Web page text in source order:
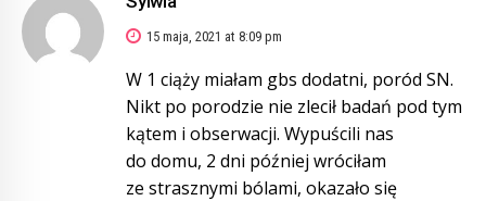
15 maja, 2021 at 8:09 pm
W 1 ciąży miałam gbs dodatni, poród SN.
Nikt po porodzie nie zlecił badań pod tym
kątem i obserwacji. Wypuścili nas
do domu, 2 dni później wróciłam
ze strasznymi bólami, okazało się